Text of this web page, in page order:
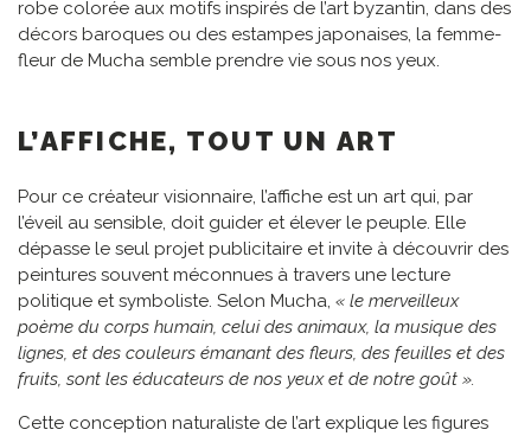
robe colorée aux motifs inspirés de l’art byzantin, dans des
décors baroques ou des estampes japonaises, la femme-
fleur de Mucha semble prendre vie sous nos yeux.
L’AFFICHE, TOUT UN ART
Pour ce créateur visionnaire, l’affiche est un art qui, par
l’éveil au sensible, doit guider et élever le peuple. Elle
dépasse le seul projet publicitaire et invite à découvrir des
peintures souvent méconnues à travers une lecture
politique et symboliste. Selon Mucha, « le merveilleux
poème du corps humain, celui des animaux, la musique des
lignes, et des couleurs émanant des fleurs, des feuilles et des
fruits, sont les éducateurs de nos yeux et de notre goût ».
Cette conception naturaliste de l’art explique les figures